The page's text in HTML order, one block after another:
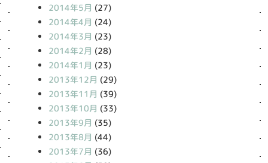
2014年5月 (27)
2014年4月 (24)
2014年3月 (23)
2014年2月 (28)
2014年1月 (23)
2013年12月 (29)
2013年11月 (39)
2013年10月 (33)
2013年9月 (35)
2013年8月 (44)
2013年7月 (36)